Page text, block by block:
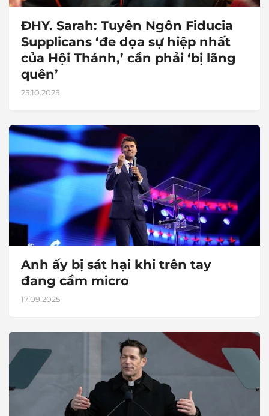
ĐHY. Sarah: Tuyên Ngôn Fiducia
Supplicans ‘đe dọa sự hiệp nhất
của Hội Thánh,’ cần phải ‘bị lãng
quên’
25.10.2025
Anh ấy bị sát hại khi trên tay
đang cầm micro
17.09.2025